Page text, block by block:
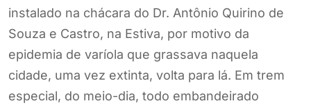
instalado na chácara do Dr. Antônio Quirino de
Souza e Castro, na Estiva, por motivo da
epidemia de varíola que grassava naquela
cidade, uma vez extinta, volta para lá. Em trem
especial, do meio-dia, todo embandeirado